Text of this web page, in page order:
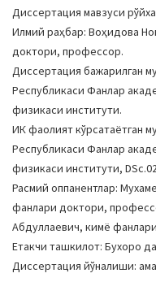
Диссертация мавзуси
Илмий раҳбар: Воҳидова
доктори, профессор.
Диссертация бажарилган
Республикаси Фанлар
физикаси институти.
ИК фаолият кўрсатаётган
Республикаси Фанлар
физикаси институти,
Расмий оппанентлар:
фанлари доктори,
Абдуллаевич, кимё
Етакчи ташкилот: Бухоро
Диссертация йўналиши: